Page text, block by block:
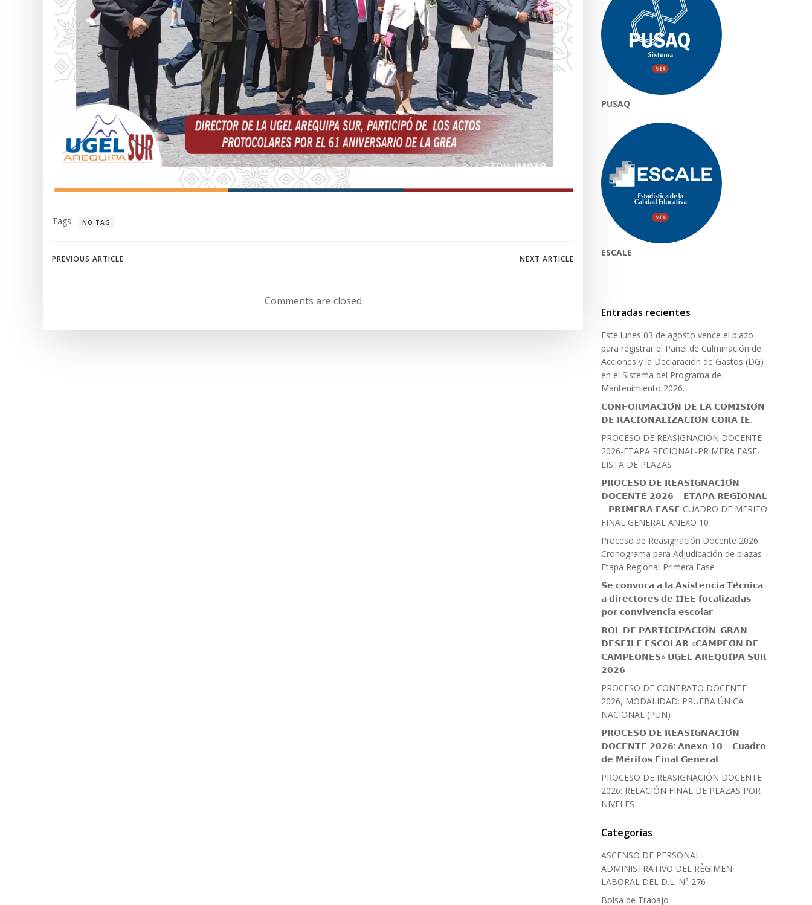
Tags: NO TAG
Navegación
entradas
PREVIOUS ARTICLE
de
entradas
NEXT ARTICLE
Comments are closed
PUSAQ
ESCALE
Entradas recientes
Este lunes 03 de agosto vence el plazo
para registrar el Panel de Culminación de
Acciones y la Declaración de Gastos (DG)
en el Sistema del Programa de
Mantenimiento 2026.
𝗖𝗢𝗡𝗙𝗢𝗥𝗠𝗔𝗖𝗜𝗢́𝗡 𝗗𝗘 𝗟𝗔 𝗖𝗢𝗠𝗜𝗦𝗜𝗢́𝗡
𝗗𝗘 𝗥𝗔𝗖𝗜𝗢𝗡𝗔𝗟𝗜𝗭𝗔𝗖𝗜𝗢́𝗡 𝗖𝗢𝗥𝗔 𝗜𝗘.
PROCESO DE REASIGNACIÓN DOCENTE
2026-ETAPA REGIONAL-PRIMERA FASE-
LISTA DE PLAZAS
𝗣𝗥𝗢𝗖𝗘𝗦𝗢 𝗗𝗘 𝗥𝗘𝗔𝗦𝗜𝗚𝗡𝗔𝗖𝗜𝗢́𝗡
𝗗𝗢𝗖𝗘𝗡𝗧𝗘 𝟮𝟬𝟮𝟲 – 𝗘𝗧𝗔𝗣𝗔 𝗥𝗘𝗚𝗜𝗢𝗡𝗔𝗟
– 𝗣𝗥𝗜𝗠𝗘𝗥𝗔 𝗙𝗔𝗦𝗘 CUADRO DE MERITO
FINAL GENERAL ANEXO 10
Proceso de Reasignación Docente 2026:
Cronograma para Adjudicación de plazas
Etapa Regional-Primera Fase
𝗦𝗲 𝗰𝗼𝗻𝘃𝗼𝗰𝗮 𝗮 𝗹𝗮 𝗔𝘀𝗶𝘀𝘁𝗲𝗻𝗰𝗶𝗮 𝗧𝗲́𝗰𝗻𝗶𝗰𝗮
𝗮 𝗱𝗶𝗿𝗲𝗰𝘁𝗼𝗿𝗲𝘀 𝗱𝗲 𝗜𝗜𝗘𝗘 𝗳𝗼𝗰𝗮𝗹𝗶𝘇𝗮𝗱𝗮𝘀
𝗽𝗼𝗿 𝗰𝗼𝗻𝘃𝗶𝘃𝗲𝗻𝗰𝗶𝗮 𝗲𝘀𝗰𝗼𝗹𝗮𝗿
𝗥𝗢𝗟 𝗗𝗘 𝗣𝗔𝗥𝗧𝗜𝗖𝗜𝗣𝗔𝗖𝗜𝗢́𝗡: 𝗚𝗥𝗔𝗡
𝗗𝗘𝗦𝗙𝗜𝗟𝗘 𝗘𝗦𝗖𝗢𝗟𝗔𝗥 «𝗖𝗔𝗠𝗣𝗘𝗢́𝗡 𝗗𝗘
𝗖𝗔𝗠𝗣𝗘𝗢𝗡𝗘𝗦» 𝗨𝗚𝗘𝗟 𝗔𝗥𝗘𝗤𝗨𝗜𝗣𝗔 𝗦𝗨𝗥
𝟮𝟬𝟮𝟲
PROCESO DE CONTRATO DOCENTE
2026, MODALIDAD: PRUEBA ÚNICA
NACIONAL (PUN)
𝗣𝗥𝗢𝗖𝗘𝗦𝗢 𝗗𝗘 𝗥𝗘𝗔𝗦𝗜𝗚𝗡𝗔𝗖𝗜𝗢́𝗡
𝗗𝗢𝗖𝗘𝗡𝗧𝗘 𝟮𝟬𝟮𝟲: 𝗔𝗻𝗲𝘅𝗼 𝟭𝟬 – 𝗖𝘂𝗮𝗱𝗿𝗼
𝗱𝗲 𝗠𝗲́𝗿𝗶𝘁𝗼𝘀 𝗙𝗶𝗻𝗮𝗹 𝗚𝗲𝗻𝗲𝗿𝗮𝗹
PROCESO DE REASIGNACIÓN DOCENTE
2026: RELACIÓN FINAL DE PLAZAS POR
NIVELES
Categorías
ASCENSO DE PERSONAL
ADMINISTRATIVO DEL RÈGIMEN
LABORAL DEL D.L. N° 276
Bolsa de Trabajo